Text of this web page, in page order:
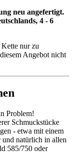
neu angefertigt.
4 - 6
Kette nur zu
Angebot nicht
Problem!
Schmuckstücke
- etwa mit einem
natürlich in allen
585/750 oder